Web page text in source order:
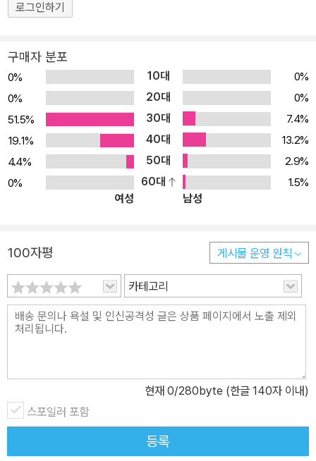
로그인하기
구매자 분포
0% 10대
0%
0%
20대
0%
51.5%
30대
7.4%
19.1%
40대
13.2%
4.4%
50대
2.9%
0%
60대
1.5%
여성
남성
100자평 게시물 운영 원칙
카테고리
현재 0/280byte (한글 140자 이내)
스포일러 포함
등록